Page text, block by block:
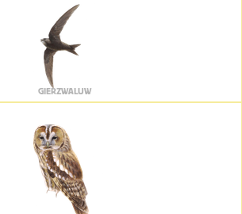
GIERZWALUW